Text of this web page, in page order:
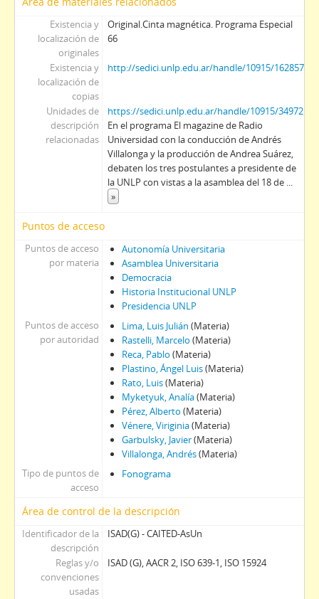
Existencia y
localización de
originales
Original.Cinta magnética. Programa Especial
66
Existencia y
localización de
copias
http://sedici.unlp.edu.ar/handle/10915/162857
Unidades de
descripción
relacionadas
https://sedici.unlp.edu.ar/handle/10915/34972
En el programa El magazine de Radio
Universidad con la conducción de Andrés
Villalonga y la producción de Andrea Suárez,
debaten los tres postulantes a presidente de
la UNLP con vistas a la asamblea del 18 de ...
»
Puntos de acceso
Puntos de acceso
por materia
Autonomía Universitaria
Asamblea Universitaria
Democracia
Historia Institucional UNLP
Presidencia UNLP
Puntos de acceso
por autoridad
Lima, Luis Julián (Materia)
Rastelli, Marcelo (Materia)
Reca, Pablo (Materia)
Plastino, Ángel Luis(Materia)
Rato, Luis(Materia)
Myketyuk, Analía(Materia)
Pérez, Alberto (Materia)
Vénere, Viriginia(Materia)
Garbulsky, Javier(Materia)
Villalonga, Andrés(Materia)
Tipo de puntos de
acceso
Fonograma
Área de control de la descripción
Identificador de la
descripción
ISAD(G) - CAITED-AsUn
Reglas y/o
convenciones
usadas
ISAD (G), AACR 2, ISO 639-1, ISO 15924